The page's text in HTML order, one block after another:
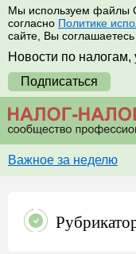
Мы используем файлы
согласно Политике
сайте, Вы
Новости по налогам,
Подписаться
Важное за неделю